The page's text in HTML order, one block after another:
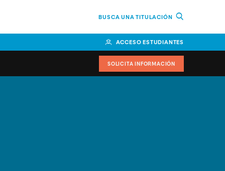
BUSCA UNA TITULACIÓN
ACCESO ESTUDIANTES
SOLICITA INFORMACIÓN